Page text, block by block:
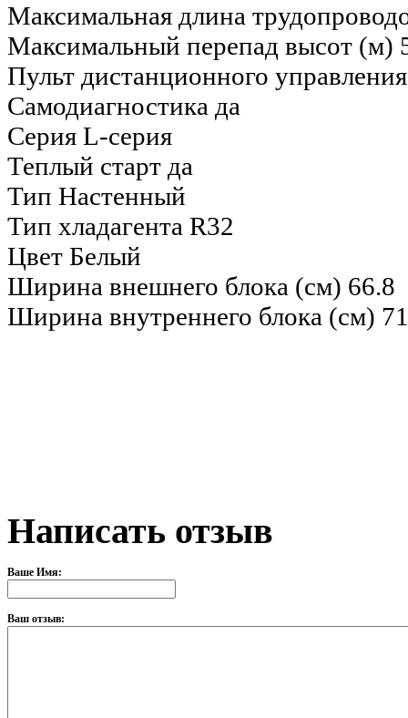
Максимальная длина
Максимальный перепад высот (м)
Пульт дистанционного управления
Самодиагностика да
Серия L-серия
Теплый старт да
Тип Настенный
Тип хладагента R32
Цвет Белый
Ширина внешнего блока (см) 66.8
Ширина внутреннего блока (см)
Написать отзыв
Ваше Имя:
Ваш отзыв: